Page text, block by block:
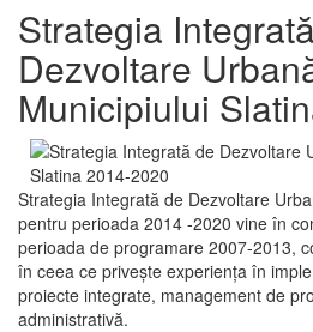
Strategia
Dezvoltare
Municipiului
Strategia Integrată de Dezvoltare
pentru perioada 2014 -2020 vine în
perioada de programare 2007-2013,
în ceea ce priveşte experienţa în
proiecte integrate, management de
administrativă.